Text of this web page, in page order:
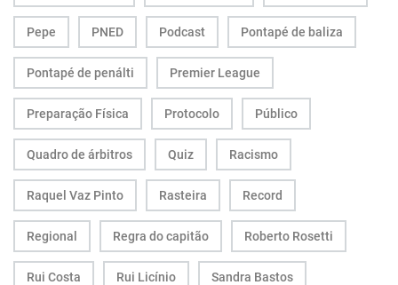
Pepe PNED Podcast Pontapé de baliza
Pontapé de penálti Premier League
Preparação Física Protocolo Público
Quadro de árbitros Quiz Racismo
Raquel Vaz Pinto Rasteira Record
Regional Regra do capitão Roberto Rosetti
Rui Costa Rui Licínio Sandra Bastos